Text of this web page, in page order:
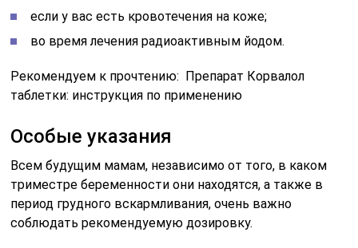
если у вас есть кровотечения на коже;
во время лечения радиоактивным йодом.
Рекомендуем к прочтению: Препарат Корвалол
таблетки: инструкция по применению
Особые указания
Всем будущим мамам, независимо от того, в каком
триместре беременности они находятся, а также в
период грудного вскармливания, очень важно
соблюдать рекомендуемую дозировку.